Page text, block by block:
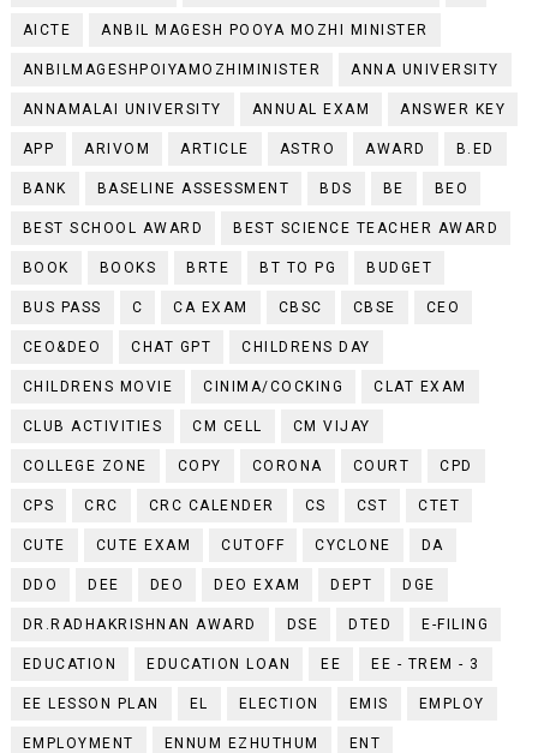
AICTE ANBIL MAGESH POOYA MOZHI MINISTER
ANBILMAGESHPOIYAMOZHIMINISTER ANNA UNIVERSITY
ANNAMALAI UNIVERSITY ANNUAL EXAM ANSWER KEY
APP ARIVOM ARTICLE ASTRO AWARD B.ED
BANK BASELINE ASSESSMENT BDS BE BEO
BEST SCHOOL AWARD BEST SCIENCE TEACHER AWARD
BOOK BOOKS BRTE BT TO PG BUDGET
BUS PASS C CA EXAM CBSC CBSE CEO
CEO&DEO CHAT GPT CHILDRENS DAY
CHILDRENS MOVIE CINIMA/COCKING CLAT EXAM
CLUB ACTIVITIES CM CELL CM VIJAY
COLLEGE ZONE COPY CORONA COURT CPD
CPS CRC CRC CALENDER CS CST CTET
CUTE CUTE EXAM CUTOFF CYCLONE DA
DDO DEE DEO DEO EXAM DEPT DGE
DR.RADHAKRISHNAN AWARD DSE DTED E-FILING
EDUCATION EDUCATION LOAN EE EE - TREM - 3
EE LESSON PLAN EL ELECTION EMIS EMPLOY
EMPLOYMENT ENNUM EZHUTHUM ENT